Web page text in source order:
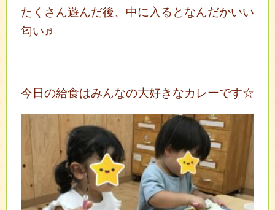
たくさん遊んだ後、中に入るとなんだかいい
匂い♬
今日の給食はみんなの大好きなカレーです☆